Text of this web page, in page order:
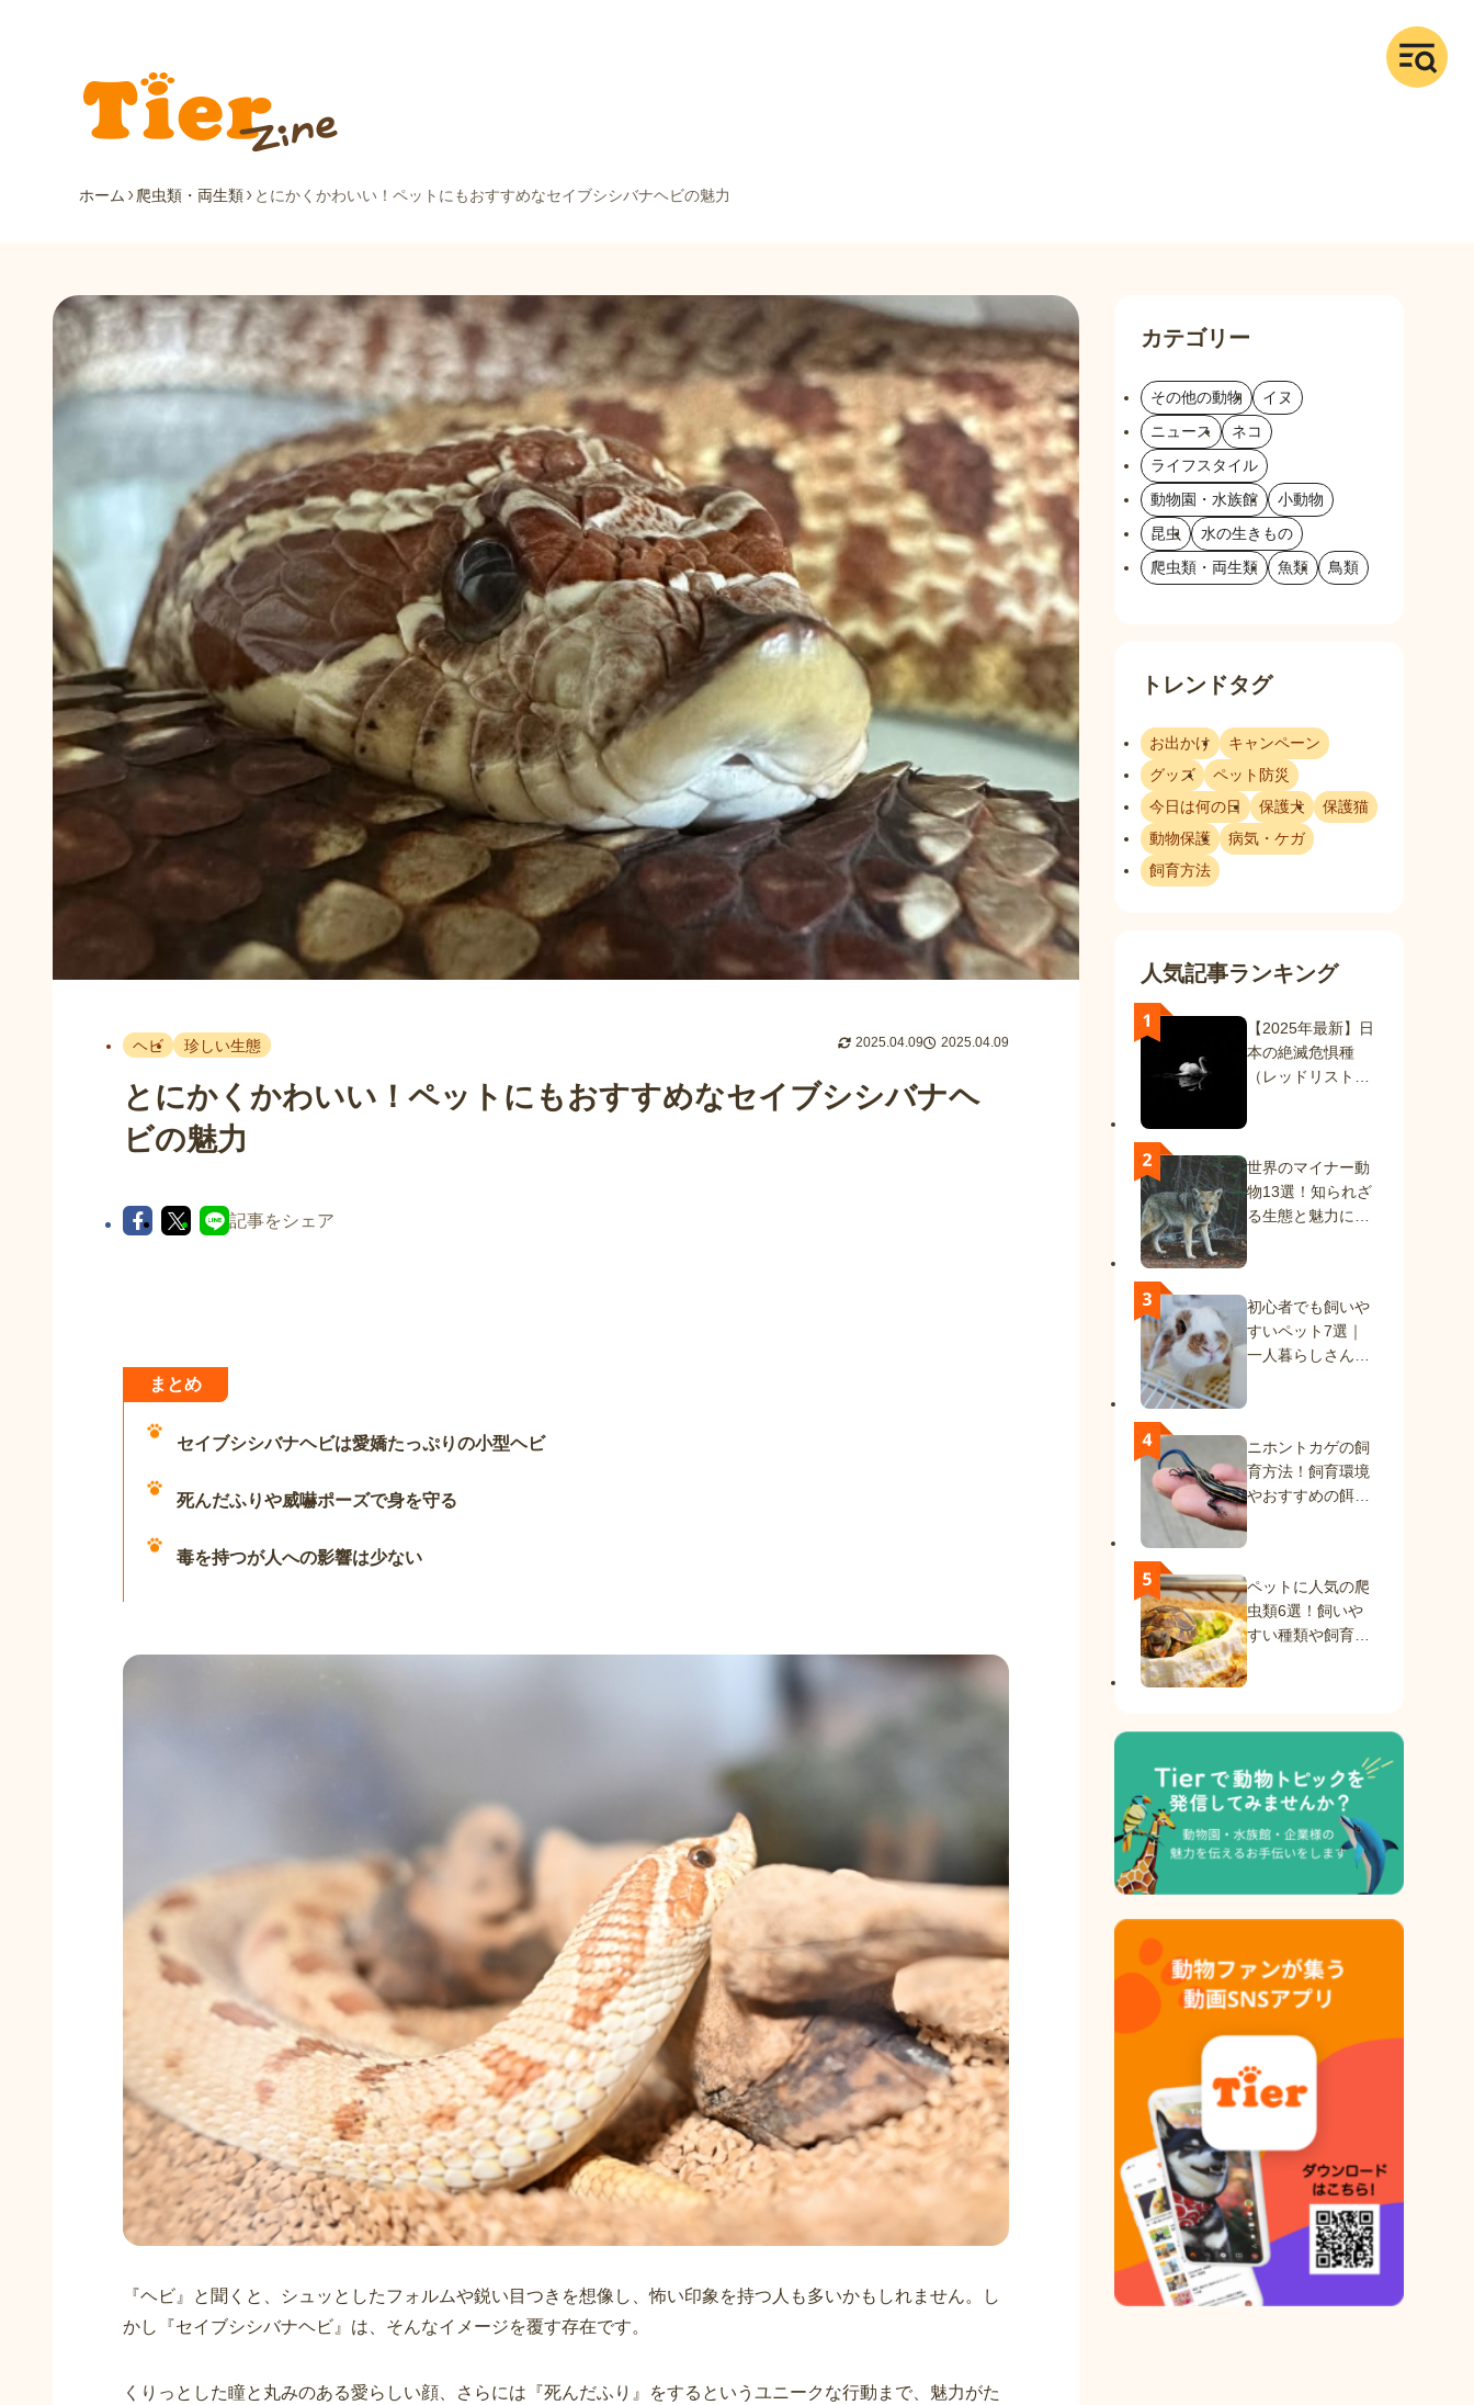
ホーム 爬虫類・両生類 とにかくかわいい！ペットにもおすすめなセイブシシバナヘビの魅力
ヘビ 珍しい生態 2025.04.09 2025.04.09
とにかくかわいい！ペットにもおすすめなセイブシシバナヘ
ビの魅力
記事をシェア
まとめ
セイブシシバナヘビは愛嬌たっぷりの小型ヘビ
死んだふりや威嚇ポーズで身を守る
毒を持つが人への影響は少ない
『ヘビ』と聞くと、シュッとしたフォルムや鋭い目つきを想像し、怖い印象を持つ人も多いかもしれません。し
かし『セイブシシバナヘビ』は、そんなイメージを覆す存在です。
くりっとした瞳と丸みのある愛らしい顔、さらには『死んだふり』をするというユニークな行動まで、魅力がた
カテゴリー
その他の動物
イヌ
ニュース
ネコ
ライフスタイル
動物園・水族館
小動物
昆虫
水の生きもの
爬虫類・両生類
魚類 鳥類
トレンドタグ
お出かけ
キャンペーン
グッズ
ペット防災
今日は何の日
保護犬
保護猫
動物保護
病気・ケガ
飼育方法
人気記事ランキング
【2025年最新】日
本の絶滅危惧種
（レッドリスト）
世界のマイナー動
物13選！知られざ
る生態と魅力に迫
初心者でも飼いや
すいペット7選｜
一人暮らしさんに
ニホントカゲの飼
育方法！飼育環境
やおすすめの餌を
ペットに人気の爬
虫類6選！飼いや
すい種類や飼育方